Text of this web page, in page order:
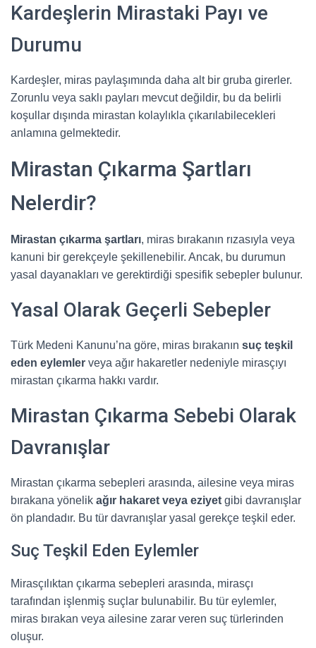
Kardeşlerin Mirastaki Payı ve
Durumu
Kardeşler, miras paylaşımında daha alt bir gruba girerler.
Zorunlu veya saklı payları mevcut değildir, bu da belirli
koşullar dışında mirastan kolaylıkla çıkarılabilecekleri
anlamına gelmektedir.
Mirastan Çıkarma Şartları
Nelerdir?
Mirastan çıkarma şartları, miras bırakanın rızasıyla veya
kanuni bir gerekçeyle şekillenebilir. Ancak, bu durumun
yasal dayanakları ve gerektirdiği spesifik sebepler bulunur.
Yasal Olarak Geçerli Sebepler
Türk Medeni Kanunu’na göre, miras bırakanın suç teşkil
eden eylemler veya ağır hakaretler nedeniyle mirasçıyı
mirastan çıkarma hakkı vardır.
Mirastan Çıkarma Sebebi Olarak
Davranışlar
Mirastan çıkarma sebepleri arasında, ailesine veya miras
bırakana yönelik ağır hakaret veya eziyet gibi davranışlar
ön plandadır. Bu tür davranışlar yasal gerekçe teşkil eder.
Suç Teşkil Eden Eylemler
Mirasçılıktan çıkarma sebepleri arasında, mirasçı
tarafından işlenmiş suçlar bulunabilir. Bu tür eylemler,
miras bırakan veya ailesine zarar veren suç türlerinden
oluşur.